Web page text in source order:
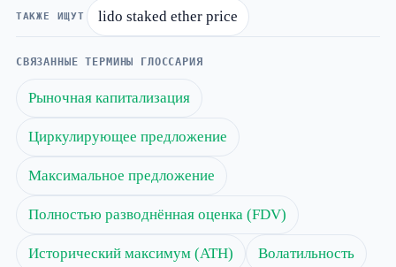
ТАКЖЕ ИЩУТ lido staked ether price
СВЯЗАННЫЕ ТЕРМИНЫ ГЛОССАРИЯ
Рыночная капитализация
Циркулирующее предложение
Максимальное предложение
Полностью разводнённая оценка (FDV)
Исторический максимум (ATH) Волатильность